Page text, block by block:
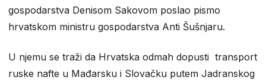
gospodarstva Denisom Sakovom poslao pismo
hrvatskom ministru gospodarstva Anti Šušnjaru.
U njemu se traži da Hrvatska odmah dopusti transport
ruske nafte u Mađarsku i Slovačku putem Jadranskog